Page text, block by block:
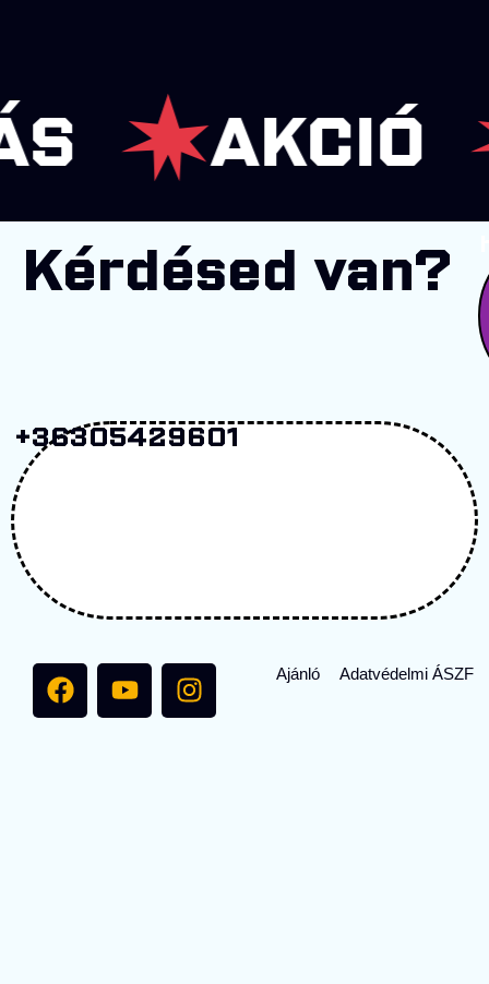
AKCIÓ
Kérdésed van?
+36305429601
Ajánló Adatvédelmi ÁSZF